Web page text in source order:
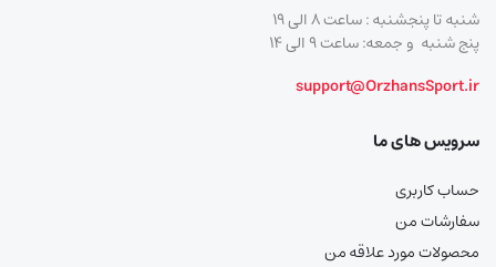
شنبه تا پنجشنبه : ساعت ۸ الی ۱۹
پنج شنبه و جمعه: ساعت ۹ الی ۱۴
support@OrzhansSport.ir
سرویس های ما
حساب کاربری
سفارشات من
محصولات مورد علاقه من